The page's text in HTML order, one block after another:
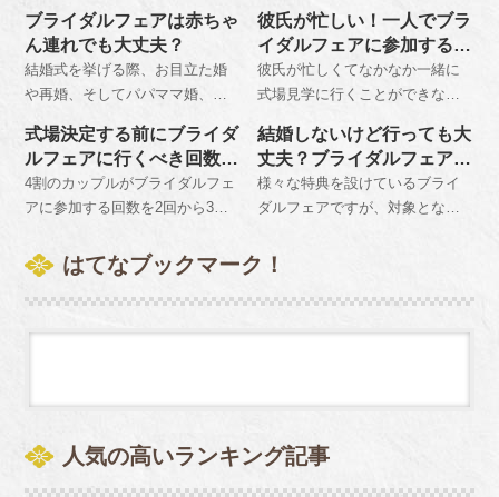
ンかトートバッグに入れて持参
しましょう。
旨を式場側に伝えます。無断で
欠席してしまうとブラックリス
ト入りしてしまい、再予約を断
られてしまうことがあるので注
意が必要です。
などを体験することができ、結
婚への意識が高まります。 参加
するときは事前予約をしておく
ことをおすすめします。
ブライダルフェアは赤ちゃ
ん連れでも大丈夫？
結婚式を挙げる際、お目立た婚
や再婚、そしてパパママ婚、フ
います。その上で赤ちゃん連れ
でもＯＫの専門的なブライダル
フェアなら安心です。
彼氏が忙しい！一人でブラ
イダルフェアに参加する際
の注意点
彼氏が忙しくてなかなか一緒に
式場見学に行くことができない
かしブライダルフェアは決して
カップルで行かなければならな
いものではありません。一人で
もしっかりと相談にのってくれ
式場決定する前にブライダ
ルフェアに行くべき回数
は？
4割のカップルがブライダルフェ
アに参加する回数を2回から3回
けるのは人気の高い会場にし
て、本命会場には3か所目に出向
くのがおすすめです。
結婚しないけど行っても大
丈夫？ブライダルフェアに
冷やかしは？
様々な特典を設けているブライ
ダルフェアですが、対象となる
人なので、結婚しない人が行っ
かしその際には守るべき注意点
はてなブックマーク！
人気の高いランキング記事